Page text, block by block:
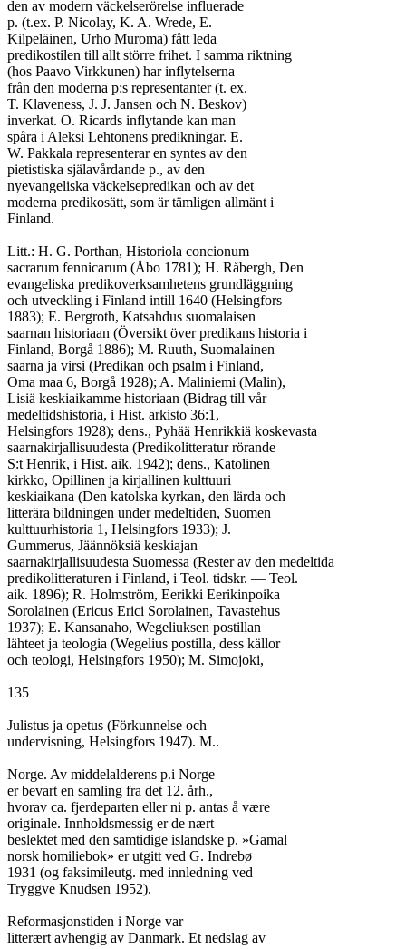
den av modern väckelserörelse influerade
p. (t.ex. P. Nicolay, K. A. Wrede, E.
Kilpeläinen, Urho Muroma) fått leda
predikostilen till allt större frihet. I samma riktning
(hos Paavo Virkkunen) har inflytelserna
från den moderna p:s representanter (t. ex.
T. Klaveness, J. J. Jansen och N. Beskov)
inverkat. O. Ricards inflytande kan man
spåra i Aleksi Lehtonens predikningar. E.
W. Pakkala representerar en syntes av den
pietistiska själavårdande p., av den
nyevangeliska väckelsepredikan och av det
moderna predikosätt, som är tämligen allmänt i
Finland.
Litt.: H. G. Porthan, Historiola concionum
sacrarum fennicarum (Åbo 1781); H. Råbergh, Den
evangeliska predikoverksamhetens grundläggning
och utveckling i Finland intill 1640 (Helsingfors
1883); E. Bergroth, Katsahdus suomalaisen
saarnan historiaan (Översikt över predikans historia i
Finland, Borgå 1886); M. Ruuth, Suomalainen
saarna ja virsi (Predikan och psalm i Finland,
Oma maa 6, Borgå 1928); A. Maliniemi (Malin),
Lisiä keskiaikamme historiaan (Bidrag till vår
medeltidshistoria, i Hist. arkisto 36:1,
Helsingfors 1928); dens., Pyhää Henrikkiä koskevasta
saarnakirjallisuudesta (Predikolitteratur rörande
S:t Henrik, i Hist. aik. 1942); dens., Katolinen
kirkko, Opillinen ja kirjallinen kulttuuri
keskiaikana (Den katolska kyrkan, den lärda och
litterära bildningen under medeltiden, Suomen
kulttuurhistoria 1, Helsingfors 1933); J.
Gummerus, Jäännöksiä keskiajan
saarnakirjallisuudesta Suomessa (Rester av den medeltida
predikolitteraturen i Finland, i Teol. tidskr. — Teol.
aik. 1896); R. Holmström, Eerikki Eerikinpoika
Sorolainen (Ericus Erici Sorolainen, Tavastehus
1937); E. Kansanaho, Wegeliuksen postillan
lähteet ja teologia (Wegelius postilla, dess källor
och teologi, Helsingfors 1950); M. Simojoki,
135
Julistus ja opetus (Förkunnelse och
undervisning, Helsingfors 1947). M..
Norge. Av middelalderens p.i Norge
er bevart en samling fra det 12. årh.,
hvorav ca. fjerdeparten eller ni p. antas å være
originale. Innholdsmessig er de nært
beslektet med den samtidige islandske p. »Gamal
norsk homiliebok» er utgitt ved G. Indrebø
1931 (og faksimileutg. med innledning ved
Tryggve Knudsen 1952).
Reformasjonstiden i Norge var
litterært avhengig av Danmark. Et nedslag av